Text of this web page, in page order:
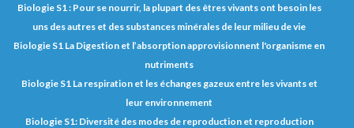
Biologie S1 : Pour se nourrir, la plupart des êtres vivants ont besoin les
uns des autres et des substances minérales de leur milieu de vie
Biologie S1 La Digestion et l’absorption approvisionnent l'organisme en
nutriments
Biologie S1 La respiration et les échanges gazeux entre les vivants et
leur environnement
Biologie S1: Diversité des modes de reproduction et reproduction